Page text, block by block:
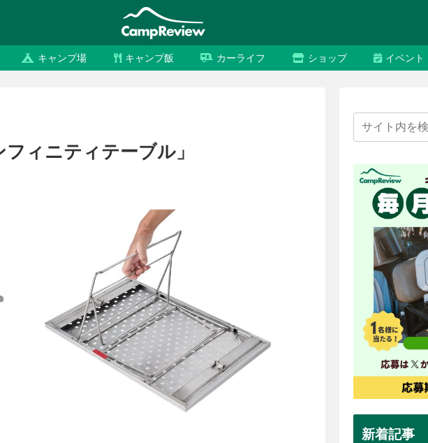
キャンプ場 キャンプ飯 カーライフ ショップ イベント
ィニティテーブル」
新着記事